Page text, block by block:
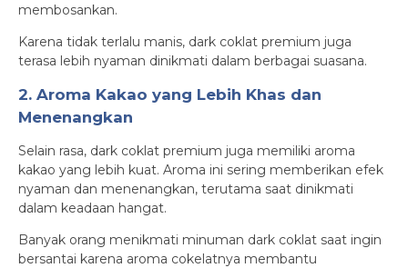
membosankan.
Karena tidak terlalu manis, dark coklat premium juga
terasa lebih nyaman dinikmati dalam berbagai suasana.
2. Aroma Kakao yang Lebih Khas dan
Menenangkan
Selain rasa, dark coklat premium juga memiliki aroma
kakao yang lebih kuat. Aroma ini sering memberikan efek
nyaman dan menenangkan, terutama saat dinikmati
dalam keadaan hangat.
Banyak orang menikmati minuman dark coklat saat ingin
bersantai karena aroma cokelatnya membantu